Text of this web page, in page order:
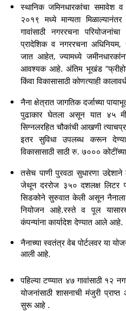
स्थानिक जमिनधारकांचा समावेश व
२०१९ मध्ये मान्यता
गावांसाठी नगररचना
प्रादेशिक व नगररचना अधिनियम,
जात आहेत, ज्यामध्ये
आवश्यक आहे. अंतिम भूखंड
किंवा विकासासाठी कोणत्याही
नैना क्षेत्रात जागतिक दर्जाच्या
पुढाकार घेतला असून यात ४५
सिग्नलरहित चौकांची आखणी
इतर सुविधा उपलब्ध करून
विकासासाठी साठी रु. ७०००
तसेच पाणी पुरवठा सुधारणा
जेथून दररोज ३५० दशलक्ष लिटर
सिडकोने सुरुवात केली असून
नियोजन आहे.रस्ते व पूल
कंपन्यांना कार्यादेश देण्यात आले आहे.
नैनाच्या स्वतंत्र वेब पोर्टलवर या
आली आहे.
पहिल्या टप्प्यात ४७ गावांसाठी
योजनांसाठी शासनाची मंजुरी
सुरू आहे .